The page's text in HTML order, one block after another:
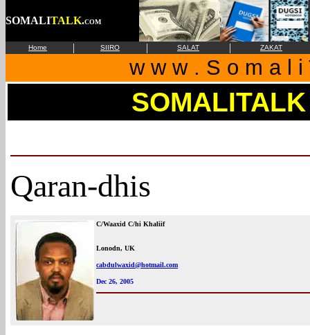
SOMALITALK.COM
Home | SIIRO | SALAT | ZAKAT
w w w . S o m a l
SOMALITALK
Qaran-dhis
C/Waaxid C/hi Khaliif
Lonodn, UK
cabdulwaxid@hotmail.com
Dec 26, 2005